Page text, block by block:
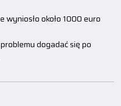
wyniosło około 1000 euro
dogadać się po